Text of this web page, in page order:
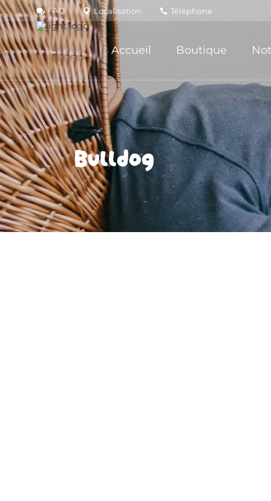
FAQ Localisation Téléphone
Accueil Boutique
Bulldog